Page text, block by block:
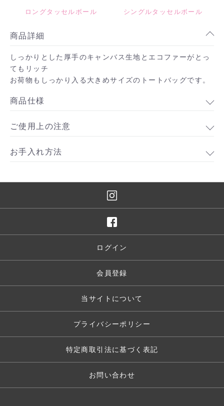
ロングタッセルボール シングルタッセルボール
商品詳細
しっかりとした厚手のキャンバス生地とエコファーがとっ
てもリッチ
お荷物もしっかり入る大きめサイズのトートバッグです。
商品仕様
ご使用上の注意
お手入れ方法
ログイン
会員登録
当サイトについて
プライバシーポリシー
特定商取引法に基づく表記
お問い合わせ